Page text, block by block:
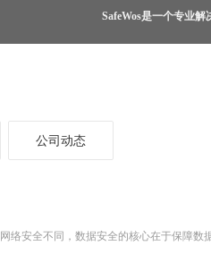
SafeWos是一个专业解
公司动态
安全不同，数据安全的核心在于保障数